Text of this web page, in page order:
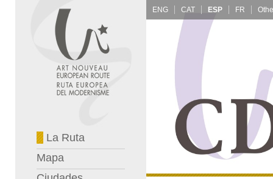
La Ruta
Mapa
ENG CAT ESP FR